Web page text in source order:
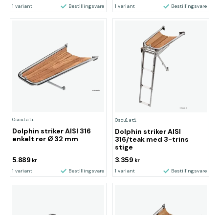
1 variant Bestillingsvare 1 variant Bestillingsvare
Osculati
Dolphin striker AISI 316
enkelt rør Ø 32 mm
5.889 kr
1 variant Bestillingsvare
Osculati
Dolphin striker AISI
316/teak med 3-trins
stige
3.359 kr
1 variant Bestillingsvare